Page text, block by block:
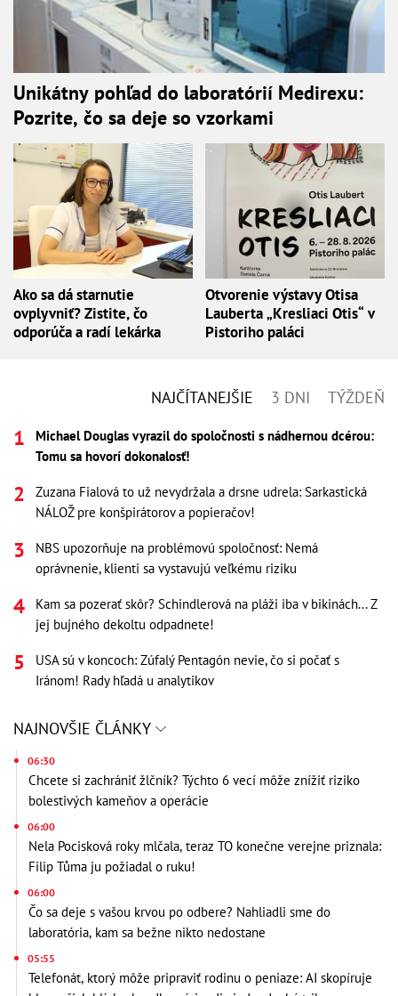
Unikátny pohľad do laboratórií Medirexu:
Pozrite, čo sa deje so vzorkami
Ako sa dá starnutie
ovplyvniť? Zistite, čo
odporúča a radí lekárka
Otvorenie výstavy Otisa
Lauberta „Kresliaci Otis“ v
Pistoriho paláci
NAJČÍTANEJŠIE 3 DNI TÝŽDEŇ
Michael Douglas vyrazil do spoločnosti s nádhernou dcérou:
Tomu sa hovorí dokonalosť!
Zuzana Fialová to už nevydržala a drsne udrela: Sarkastická
NÁLOŽ pre konšpirátorov a popieračov!
NBS upozorňuje na problémovú spoločnosť: Nemá
oprávnenie, klienti sa vystavujú veľkému riziku
Kam sa pozerať skôr? Schindlerová na pláži iba v bikinách... Z
jej bujného dekoltu odpadnete!
USA sú v koncoch: Zúfalý Pentagón nevie, čo si počať s
Iránom! Rady hľadá u analytikov
NAJNOVŠIE ČLÁNKY
06:30
Chcete si zachrániť žlčník? Týchto 6 vecí môže znížiť riziko
bolestivých kameňov a operácie
06:00
Nela Pocisková roky mlčala, teraz TO konečne verejne priznala:
Filip Tůma ju požiadal o ruku!
06:00
Čo sa deje s vašou krvou po odbere? Nahliadli sme do
laboratória, kam sa bežne nikto nedostane
05:55
Telefonát, ktorý môže pripraviť rodinu o peniaze: AI skopíruje